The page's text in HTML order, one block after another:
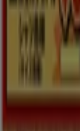
Tiendeoアプ
Copyright ©